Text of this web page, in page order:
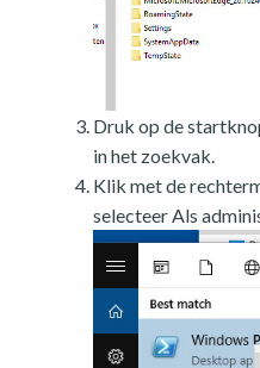
Druk op de
in het zoekvak.
Klik met de
selecteer Als